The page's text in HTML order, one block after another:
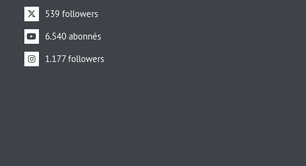
539 followers
6.540 abonnés
1.177 followers